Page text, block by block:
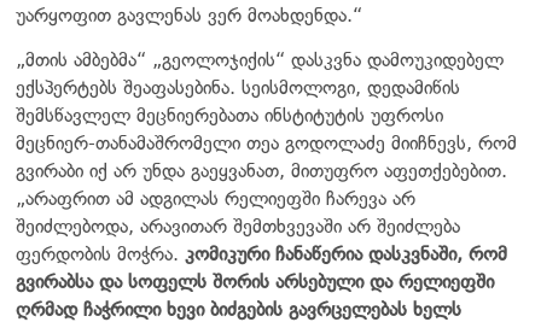
უარყოფით გავლენას ვერ მოახდენდა.“
„მთის ამბებმა“ „გეოლოჯიქის“ დასკვნა დამოუკიდებელ
ექსპერტებს შეაფასებინა. სეისმოლოგი, დედამიწის
შემსწავლელ მეცნიერებათა ინსტიტუტის უფროსი
მეცნიერ-თანამაშრომელი თეა გოდოლაძე მიიჩნევს, რომ
გვირაბი იქ არ უნდა გაეყვანათ, მითუფრო აფეთქებებით.
„არაფრით ამ ადგილას რელიეფში ჩარევა არ
შეიძლებოდა, არავითარ შემთხვევაში არ შეიძლება
ფერდობის მოჭრა. კომიკური ჩანაწერია დასკვნაში, რომ
გვირაბსა და სოფელს შორის არსებული და რელიეფში
ღრმად ჩაჭრილი ხევი ბიძგების გავრცელებას ხელს